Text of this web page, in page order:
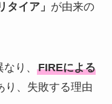
タイア」 が由来の
り、 FIREによる
り、失敗する理由